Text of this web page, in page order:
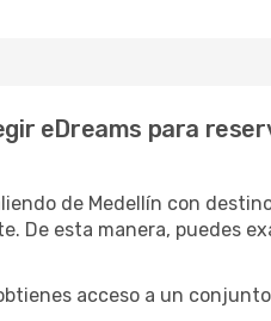
eDreams para
de Medellín con
De esta manera, puedes
acceso a un